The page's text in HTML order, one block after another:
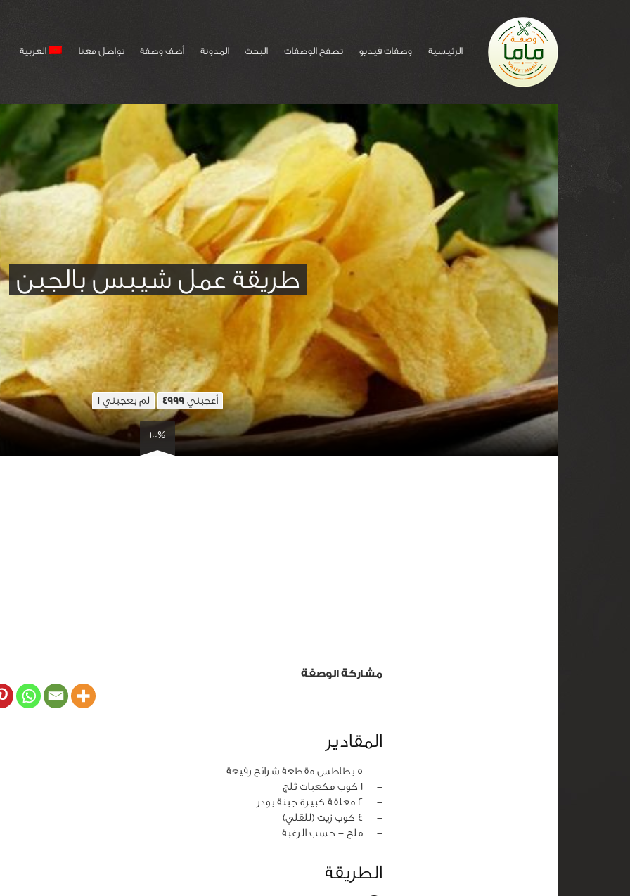
الرئيسية وصفات فيديو تصفح الوصفات البحث المدونة أضف وصفة تواصل معنا العربية
طريقة عمل شيبس بالجبن
أعجبني 4999 لم يعجبني 1
100%
مشاركة الوصفة
المقادير
‏-
5 بطاطس مقطعة شرائح رفيعة
‏-
1 كوب مكعبات ثلج
‏-
2 معلقة كبيرة جبنة بودر
‏-
4 كوب زيت (للقلي)
‏-
ملح - حسب الرغبة
الطريقة